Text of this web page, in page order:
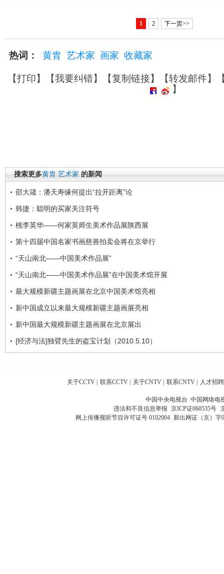
1 2 下一页>>
热词： 黄胄 艺术家 画家 收藏家
【打印】【我要纠错】【复制链接】【转发邮件】
】
搜索更多黄胄 艺术家 的新闻
邵大箴：潘天寿缘何提出“拉开距离”论
韩捷：聪明的买家关注符号
桃李英华——何家英师生美术作品展陕西展
第十四届中国名家书画慈善拍卖会将在京举行
“天山南北——中国美术作品展”
“天山南北――中国美术作品展”在中国美术馆开展
最大规模新疆主题画展在北京中国美术馆亮相
新中国成立以来最大规模新疆主题画展亮相
新中国最大规模新疆主题画展在北京展出
[经济与法]独臂先生的盗宝计划（2010.5.10）
关于CCTV | 联系CCTV | 关于CNTV | 联系CNTV | 人才招聘
中国中央电视台 中国网络电
违法和不良信息举报 京ICP证060535号
网上传播视听节目许可证号 0102004 新出网证（京）